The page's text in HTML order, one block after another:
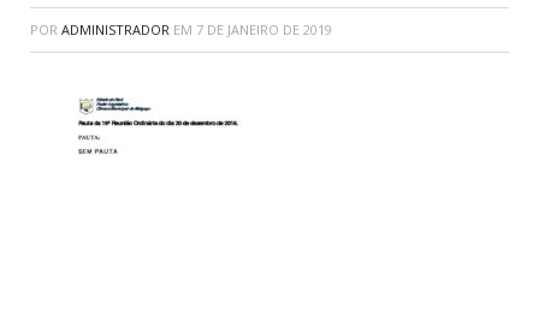
POR ADMINISTRADOR EM 7 DE JANEIRO DE 2019